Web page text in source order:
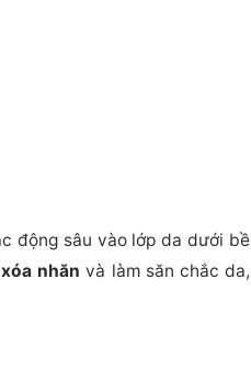
động sâu vào lớp da dưới bề
nhăn và làm săn chắc da,